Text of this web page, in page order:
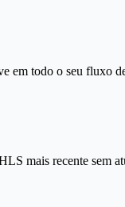
em todo o seu fluxo
mais recente sem